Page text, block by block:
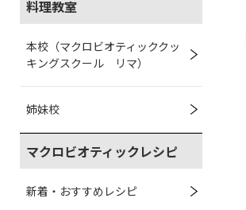
料理教室
本校（マクロビオティッククッ
キングスクール リマ）
姉妹校
マクロビオティックレシピ
新着・おすすめレシピ